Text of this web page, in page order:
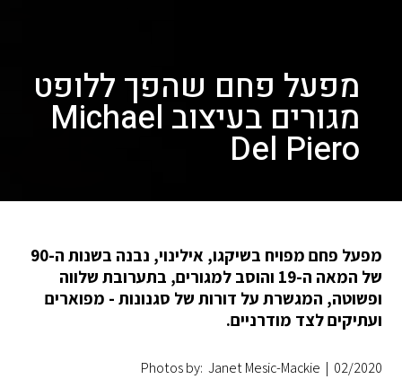
מפעל פחם שהפך ללופט
מגורים בעיצוב Michael
Del Piero
מפעל פחם מפויח בשיקגו, אילינוי, נבנה בשנות ה-90
של המאה ה-19 והוסב למגורים, בתערובת שלווה
ופשוטה, המגשרת על דורות של סגנונות - מפוארים
ועתיקים לצד מודרניים.
02/2020
|
Photos by: Janet Mesic-Mackie